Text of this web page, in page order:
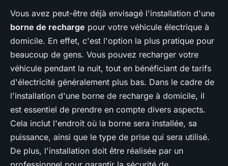
Vous avez peut-être déjà envisagé l'installation d'une
borne de recharge pour votre véhicule électrique à
domicile. En effet, c'est l'option la plus pratique pour
beaucoup de gens. Vous pouvez recharger votre
véhicule pendant la nuit, tout en bénéficiant de tarifs
d'électricité généralement plus bas. Dans le cadre de
l'installation d'une borne de recharge à domicile, il
est essentiel de prendre en compte divers aspects.
Cela inclut l'endroit où la borne sera installée, sa
puissance, ainsi que le type de prise qui sera utilisé.
De plus, l'installation doit être réalisée par un